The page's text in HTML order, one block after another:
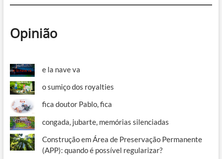
Opinião
e la nave va
o sumiço dos royalties
fica doutor Pablo, fica
congada, jubarte, memórias silenciadas
Construção em Área de Preservação Permanente
(APP): quando é possível regularizar?